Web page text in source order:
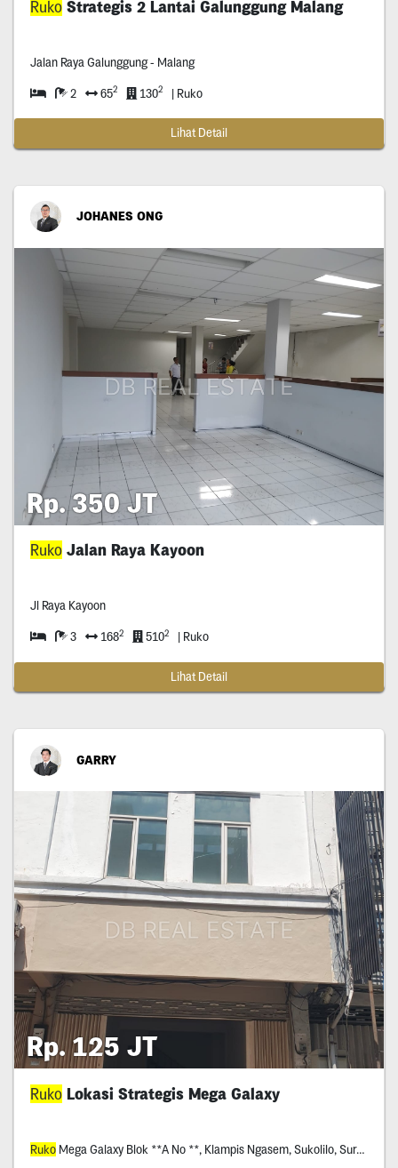
RukoStrategis 2 Lantai Galunggung Malang
Jalan Raya Galunggung - Malang
2 652 1302 | Ruko
Lihat Detail
JOHANES ONG
Rp. 350 JT
RukoJalan Raya Kayoon
Jl Raya Kayoon
3 1682 5102 | Ruko
Lihat Detail
GARRY
Rp. 125 JT
RukoLokasi Strategis Mega Galaxy
RukoMega Galaxy Blok **A No **, Klampis Ngasem, Sukolilo, Surabaya